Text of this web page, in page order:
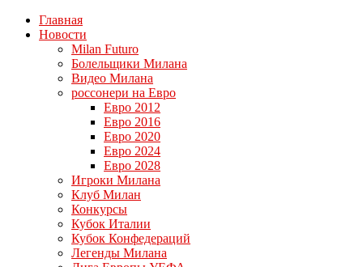
Главная
Новости
Milan Futuro
Болельщики Милана
Видео Милана
россонери на Евро
Евро 2012
Евро 2016
Евро 2020
Евро 2024
Евро 2028
Игроки Милана
Клуб Милан
Конкурсы
Кубок Италии
Кубок Конфедераций
Легенды Милана